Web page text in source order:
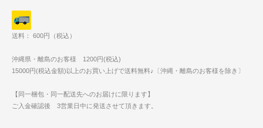
送料： 600円（税込）
沖縄県・離島のお客様 1200円(税込)
15000円(税込金額)以上のお買い上げで送料無料♪〔沖縄・離島のお客様を除き〕
【同一梱包・同一配送先へのお届けに限ります】
ご入金確認後 3営業日中に発送させて頂きます。